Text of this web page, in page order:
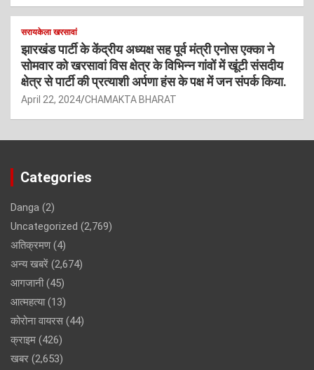
सरायकेला खरसावां
झारखंड पार्टी के केंद्रीय अध्यक्ष सह पूर्व मंत्री एनोस एक्का ने
सोमवार को खरसावां विस क्षेत्र के विभिन्न गांवों में खूंटी संसदीय
क्षेत्र से पार्टी की प्रत्याशी अर्पणा हंस के पक्ष में जन संपर्क किया.
April 22, 2024 CHAMAKTA BHARAT
Categories
Danga (2)
Uncategorized (2,769)
अतिक्रमण(4)
अन्य खबरें (2,674)
आगजानी(45)
आत्महत्या(13)
कोरोना वायरस (44)
क्राइम (426)
खबर (2,653)